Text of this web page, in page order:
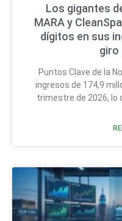
Los gigantes
MARA y
dígitos en sus
giro
Puntos Clave de la
ingresos de 174,9
trimestre de 2026, lo